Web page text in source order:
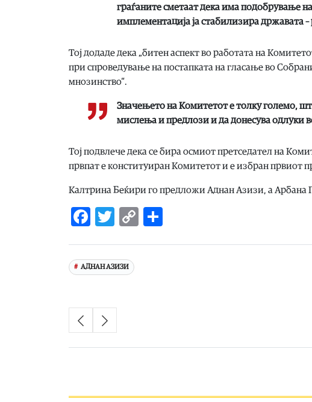
граѓаните сметаат дека има подобрување
имплементација ја стабилизира државата
Тој додаде дека „битен аспект во работата на
при спроведување на постапката на гласање во
мнозинство“.
Значењето на Комитетот е толку големо,
мислења и предлози и да донесува одлуки
Тој подвлече дека се бира осмиот претседател на
првпат е конституиран Комитетот и е избран првиот
Калтрина Беќири го предложи Аднан Азизи, а
Facebook
Twitter
Copy
АДНАН АЗИЗИ